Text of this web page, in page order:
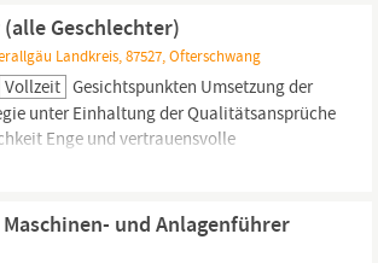
im BereichMaschinenbau
Geschlechter)
Landkreis, 87527, Ofterschwang
Vollzeit Gesichtspunkten Umsetzung der
unter Einhaltung der Qualitätsansprüche
Enge und vertrauensvolle
anderen Unternehmen der
Offene Kommunikation und
Ihr Profil Erfolgreich
im BereichMaschinenbau /...
und Anlagenführer